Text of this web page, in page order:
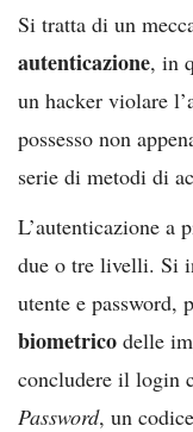
Si tratta di un
autenticazione, in
un hacker violare
possesso non
serie di metodi di
L’autenticazione a
due o tre livelli. Si
utente e password,
biometrico delle
concludere il login
Password, un